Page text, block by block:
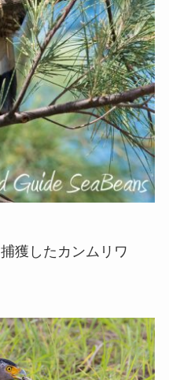
獲したカンムリワ